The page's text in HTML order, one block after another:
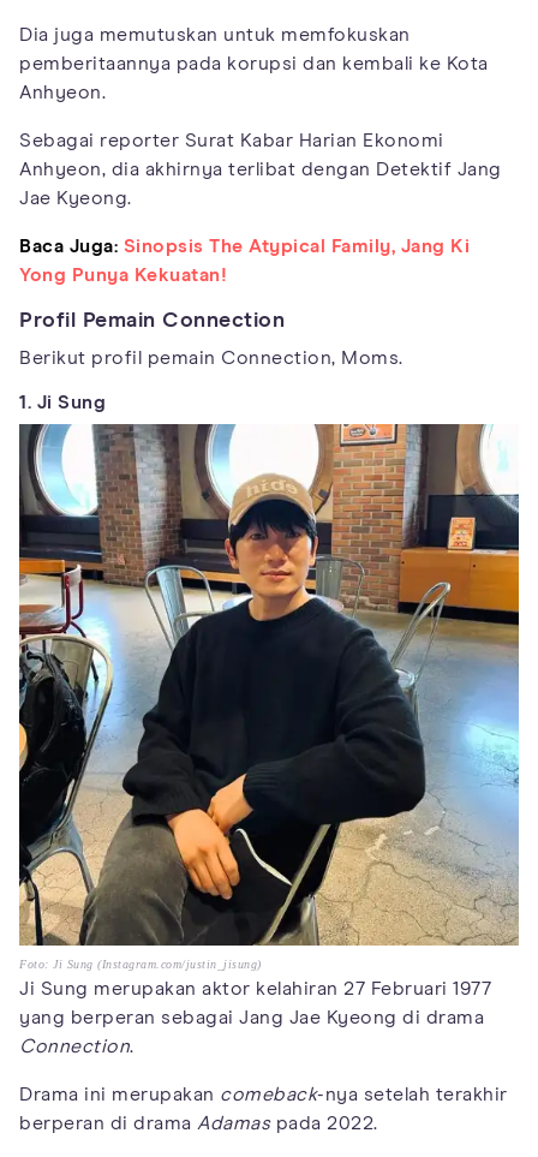
Dia juga memutuskan untuk memfokuskan
pemberitaannya pada korupsi dan kembali ke Kota
Anhyeon.
Sebagai reporter Surat Kabar Harian Ekonomi
Anhyeon, dia akhirnya terlibat dengan Detektif Jang
Jae Kyeong.
Baca Juga: Sinopsis The Atypical Family, Jang Ki
Yong Punya Kekuatan!
Profil Pemain Connection
Berikut profil pemain Connection, Moms.
1. Ji Sung
Foto: Ji Sung (Instagram.com/justin_jisung)
Ji Sung merupakan aktor kelahiran 27 Februari 1977
yang berperan sebagai Jang Jae Kyeong di drama
Connection.
Drama ini merupakan comeback-nya setelah terakhir
berperan di drama Adamaspada 2022.